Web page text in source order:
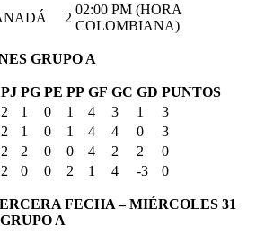
2
02:00 PM (HORA
COLOMBIANA)
GRUPO A
PJ PG PE PP GF GC GD PUNTOS
2 1 0 1 4 3 1
3
2 1 0 1 4 4 0
3
2 2 0 0 4 2 2
0
2 0 0 2 1 4 -3 0
FECHA – MIÉRCOLES 31
A